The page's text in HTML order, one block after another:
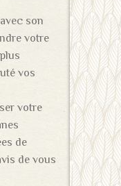
son
votre
vos
votre
de
de vous